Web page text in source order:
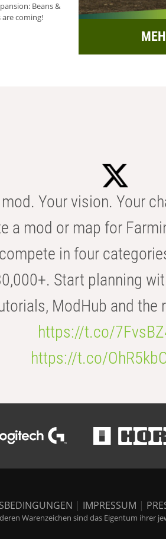
Beans &
are coming!
Your vision. Your
a mod or map for
in four
Start planning
ModHub and the
https://t.co/
https://t.co/
| IMPRESSUM |
Warenzeichen sind das Eigentum ihrer